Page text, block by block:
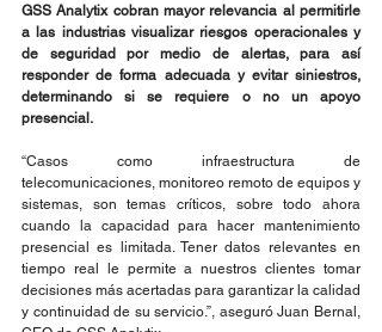
GSS Analytix cobran mayor relevancia al permitirle
a las industrias visualizar riesgos operacionales y
de seguridad por medio de alertas, para así
responder de forma adecuada y evitar siniestros,
determinando si se requiere o no un apoyo
presencial.
“Casos como infraestructura de
telecomunicaciones, monitoreo remoto de equipos y
sistemas, son temas críticos, sobre todo ahora
cuando la capacidad para hacer mantenimiento
presencial es limitada. Tener datos relevantes en
tiempo real le permite a nuestros clientes tomar
decisiones más acertadas para garantizar la calidad
y continuidad de su servicio.”, aseguró Juan Bernal,